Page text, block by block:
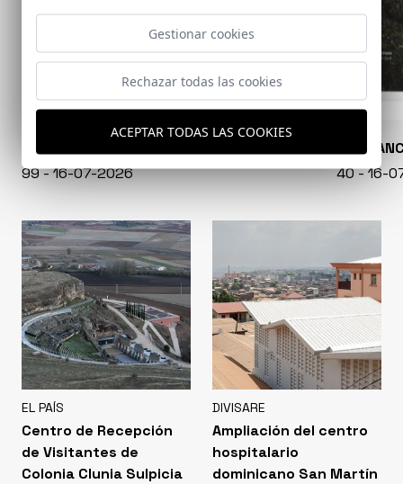
CONARQUITECTURA
99 - 16-07-2026
EN
40 - 16-
EL PAÍS
Centro de Recepción
de Visitantes de
Colonia Clunia Sulpicia
DIVISARE
Ampliación del centro
hospitalario
dominicano San Martín
Gestionar cookies
Rechazar todas las cookies
ACEPTAR TODAS LAS COOKIES